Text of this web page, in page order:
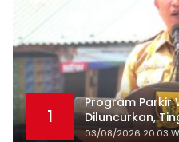
1
Program Parkir
Diluncurkan,
Kepariwisataan
03/08/2026 20:03